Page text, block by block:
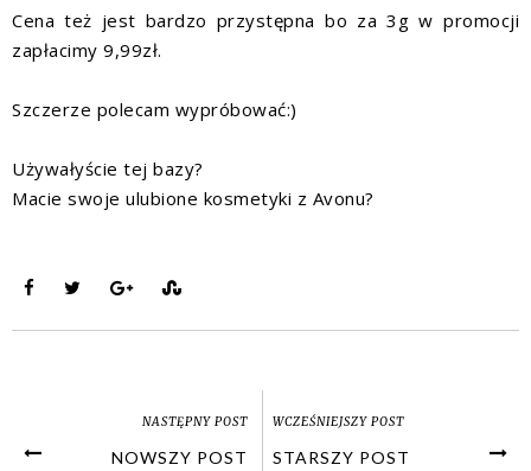
Cena też jest bardzo przystępna bo za 3g w promocji
zapłacimy 9,99zł.
Szczerze polecam wypróbować:)
Używałyście tej bazy?
Macie swoje ulubione kosmetyki z Avonu?
NASTĘPNY POST
NOWSZY POST
WCZEŚNIEJSZY POST
STARSZY POST